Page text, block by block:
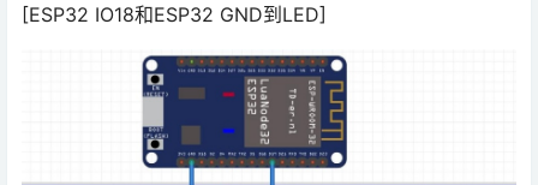
[ESP32 IO18和ESP32 GND到LED]